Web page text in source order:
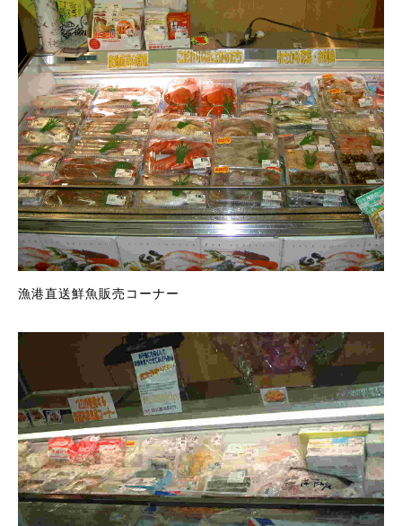
漁港直送鮮魚販売コーナー